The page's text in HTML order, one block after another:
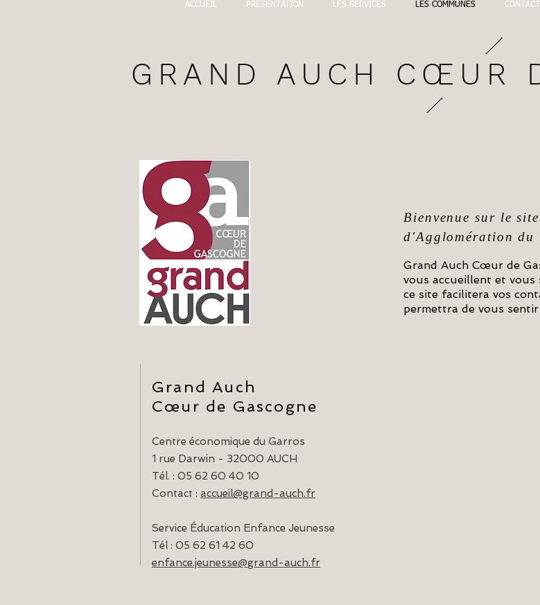
ACCUEIL PRESENTATION LES SERVICES LES COMMUNES CONTACT
GRAND AUCH CŒUR
Grand Auch
Cœur de Gascogne
Centre économique du Garros
1 rue Darwin - 32000 AUCH
Tél. : 05 62 60 40 10
Contact : accueil@grand-auch.fr
Service Éducation Enfance Jeunesse
Tél : 05 62 61 42 60
enfance.jeunesse@grand-auch.fr
Bienvenue sur le
d'Agglomération du
Grand Auch Cœur de
vous accueillent et vous
ce site facilitera vos
permettra de vous